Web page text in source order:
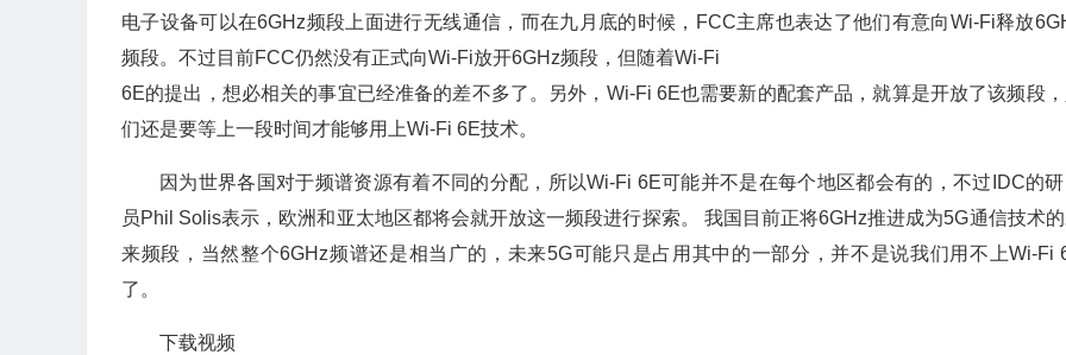
电子设备可以在6GHz频段上面进行无线通信，而在九月底的时候， FCC主席也表达了他们有意向Wi-Fi释放
频段。不过目前FCC仍然没有正式向Wi-Fi放开6GHz频段，但随着Wi-Fi
6E的提出，想必相关的事宜已经准备的差不多了。另外， Wi-Fi 6E也需要新的配套产品，就算是开放了该频段
们还是要等上一段时间才能够用上Wi-Fi 6E技术。
因为世界各国对于频谱资源有着不同的分配，所以Wi-Fi 6E可能并不是在每个地区都会有的，不过 IDC的
员Phil Solis表示，欧洲和亚太地区都将会就开放这一频段进行探索。 我国目前正将6GHz推进成为5G通信技术
来频段，当然整个6GHz频谱还是相当广的，未来5G可能只是占用其中的一部分，并不是说我们用不上Wi-Fi
了。
下载视频